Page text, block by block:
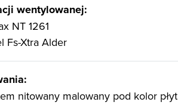
wentylowanej:
NT 1261
Fs-Xtra Alder
nitowany malowany pod kolor